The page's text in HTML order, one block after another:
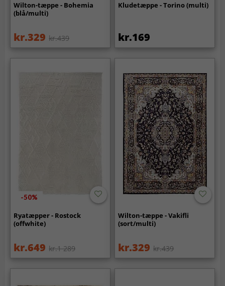
Wilton-tæppe - Bohemia
(blå/multi)
kr.329 kr.439
Kludetæppe - Torino (multi)
kr.169
-50%
Ryatæpper - Rostock
(offwhite)
kr.649 kr.1 289
Wilton-tæppe - Vakifli
(sort/multi)
kr.329 kr.439